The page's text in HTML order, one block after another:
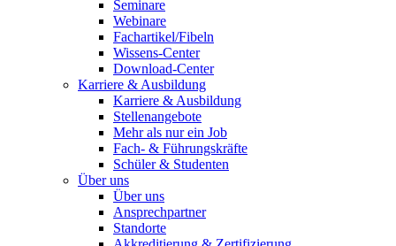
Seminare
Webinare
Fachartikel/Fibeln
Wissens-Center
Download-Center
Karriere & Ausbildung
Karriere & Ausbildung
Stellenangebote
Mehr als nur ein Job
Fach- & Führungskräfte
Schüler & Studenten
Über uns
Über uns
Ansprechpartner
Standorte